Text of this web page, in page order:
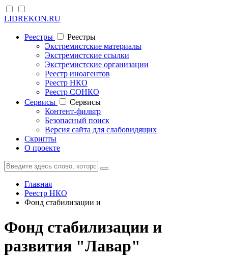
LIDREKON.RU
Реестры
Реестры
Экстремистские материалы
Экстремистские ссылки
Экстремистские организации
Реестр иноагентов
Реестр НКО
Реестр СОНКО
Cервисы
Cервисы
Контент-фильтр
Безопасный поиск
Версия сайта для слабовидящих
Скрипты
О проекте
Главная
Реестр НКО
Фонд стабилизации и
Фонд стабилизации и
развития "Лавар"